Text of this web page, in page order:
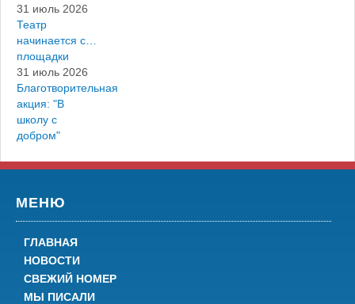
31 июль 2026
Театр
начинается с…
площадки
31 июль 2026
Благотворительная
акция: "В
школу с
добром"
МЕНЮ
ГЛАВНАЯ
НОВОСТИ
СВЕЖИЙ НОМЕР
МЫ ПИСАЛИ